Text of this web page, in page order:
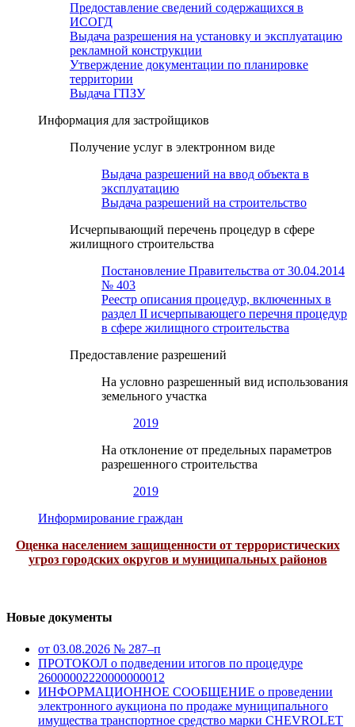
Предоставление сведений содержащихся в
ИСОГД
Выдача разрешения на установку и эксплуатацию
рекламной конструкции
Утверждение документации по планировке
территории
Выдача ГПЗУ
Информация для застройщиков
Получение услуг в электронном виде
Выдача разрешений на ввод объекта в
эксплуатацию
Выдача разрешений на строительство
Исчерпывающий перечень процедур в сфере
жилищного строительства
Постановление Правительства от 30.04.2014
№ 403
Реестр описания процедур, включенных в
раздел II исчерпывающего перечня процедур
в сфере жилищного строительства
Предоставление разрешений
На условно разрешенный вид использования
земельного участка
2019
На отклонение от предельных параметров
разрешенного строительства
2019
Информирование граждан
Оценка населением защищенности от террористических
угроз городских округов и муниципальных районов
Новые документы
от 03.08.2026 № 287–п
ПРОТОКОЛ о подведении итогов по процедуре
26000002220000000012
ИНФОРМАЦИОННОЕ СООБЩЕНИЕ о проведении
электронного аукциона по продаже муниципального
имущества транспортное средство марки CHEVROLET